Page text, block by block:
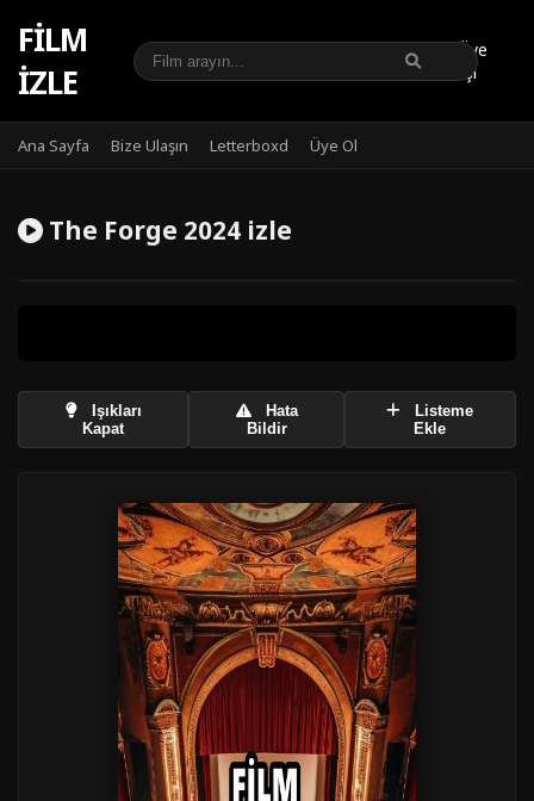
FILM
IZLE
Üye
Girişi
Ana Sayfa Bize Ulaşın Letterboxd Üye Ol
The Forge 2024 izle
Işıkları
Kapat
Hata
Bildir
Listeme
Ekle